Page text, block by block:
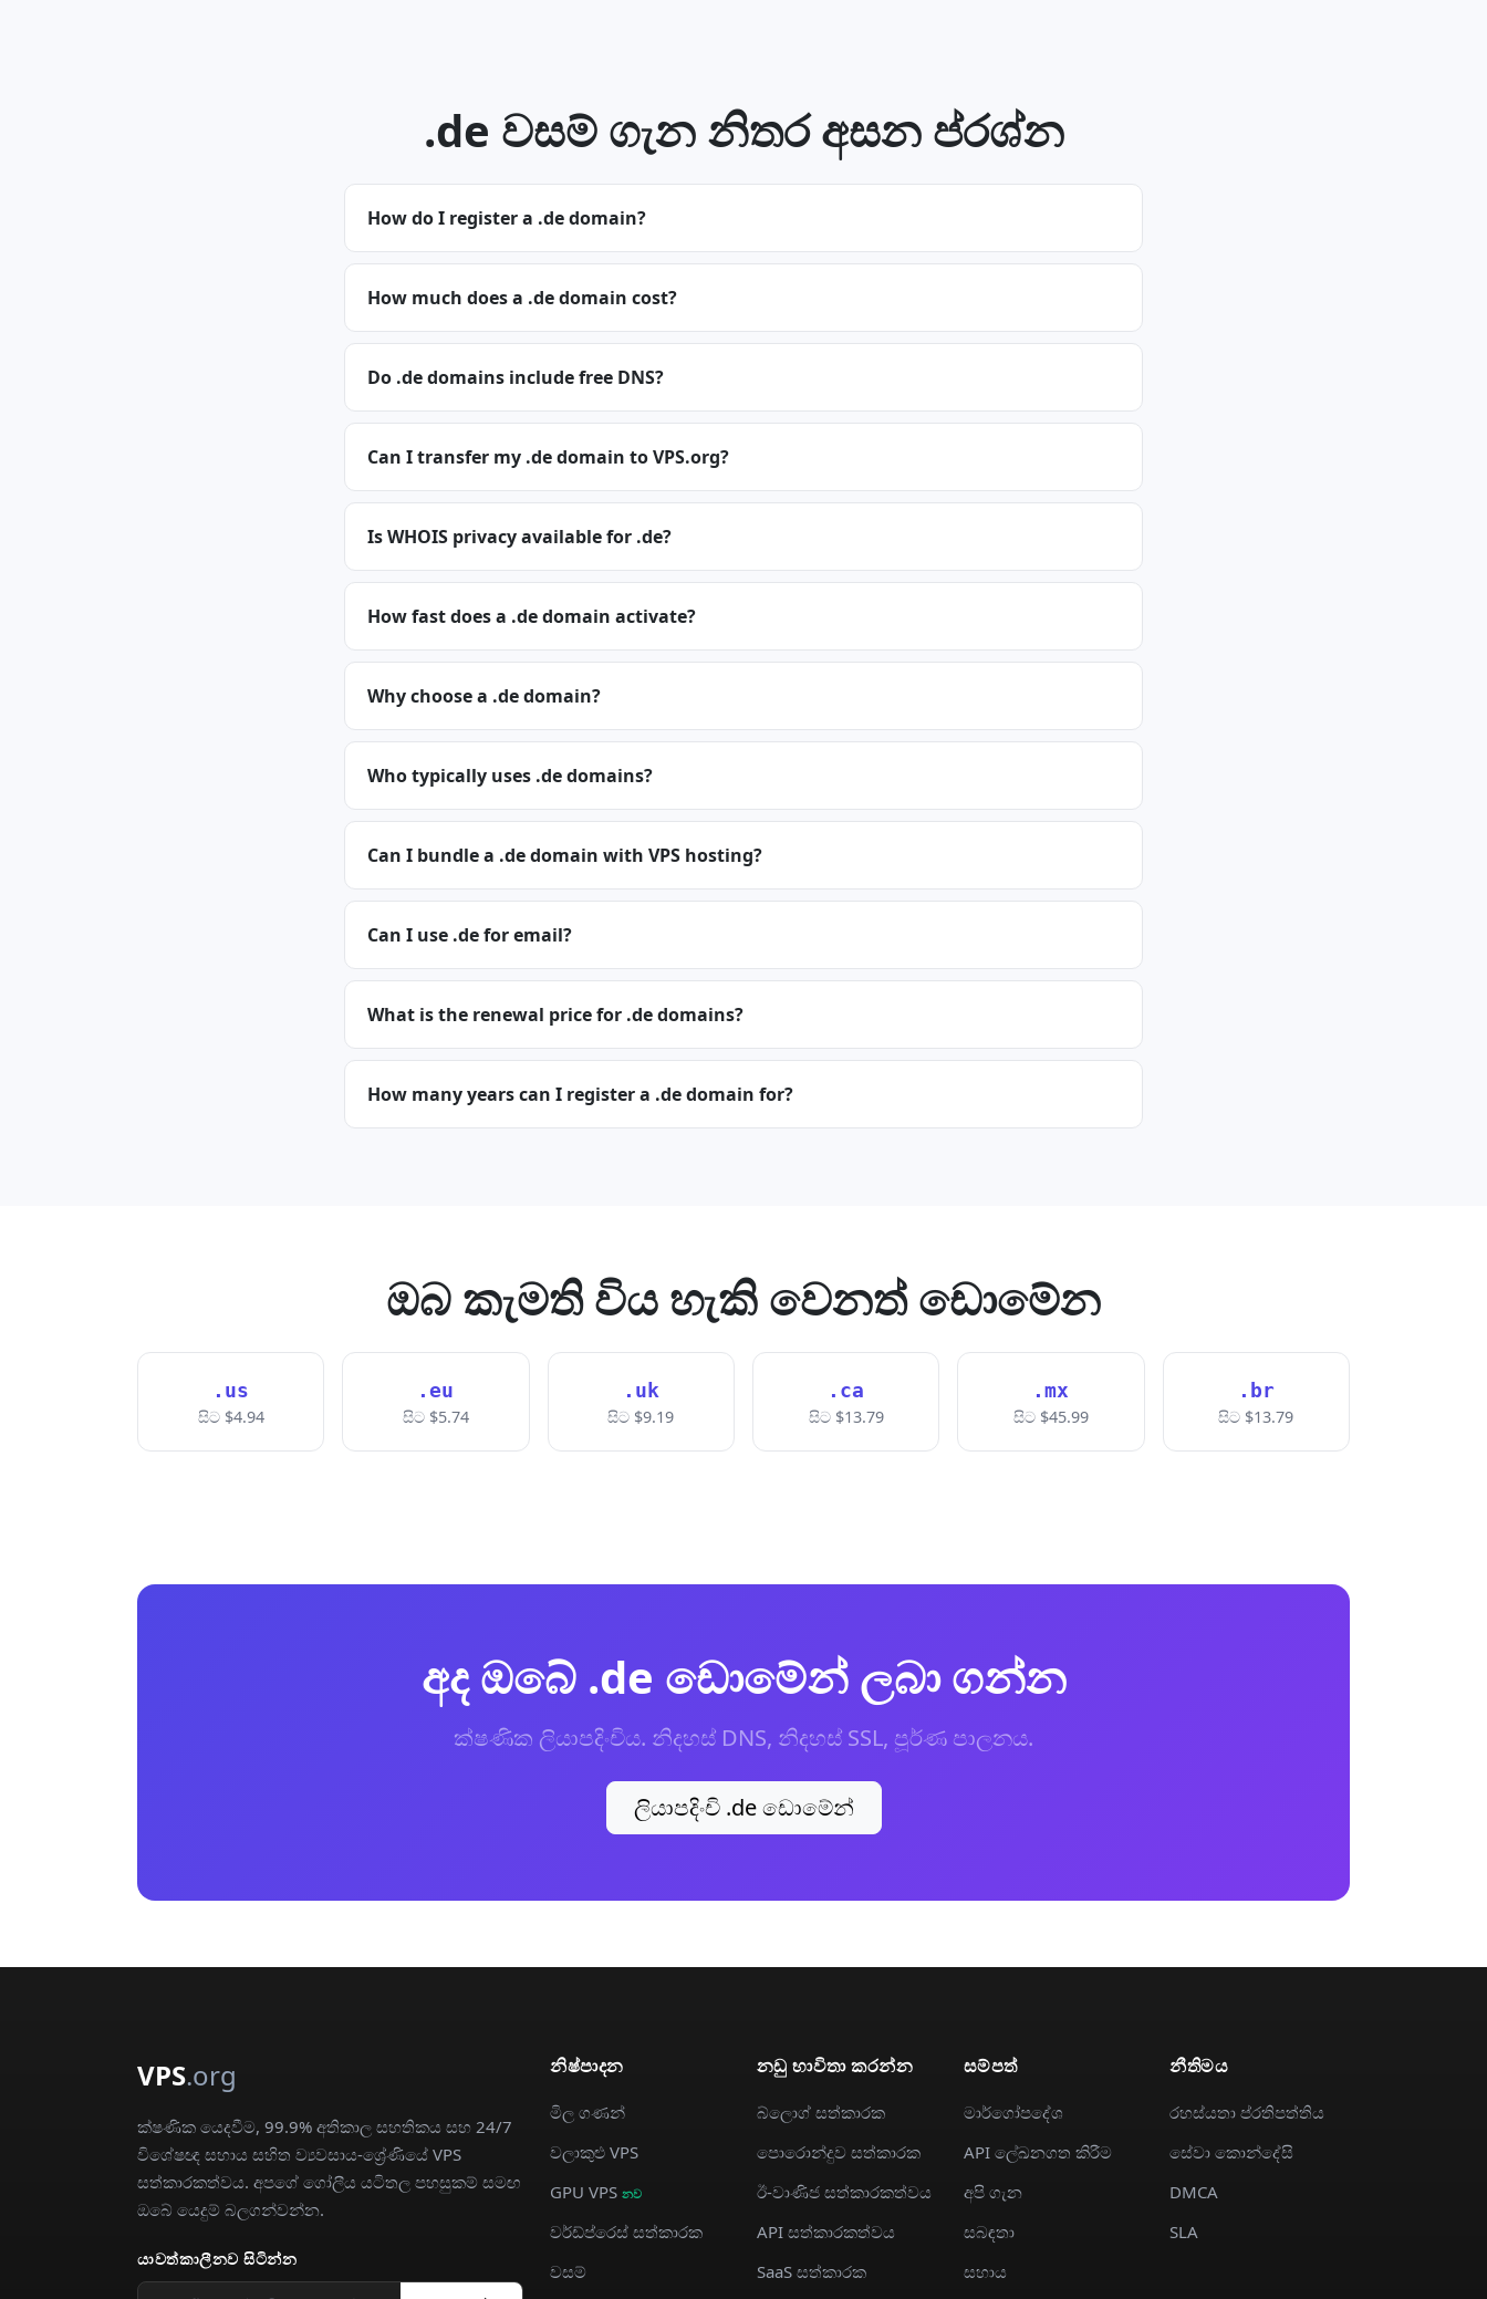
.de වසම් ගැන නිතර අසන ප්රශ්න
How do I register a .de domain?
How much does a .de domain cost?
Do .de domains include free DNS?
Can I transfer my .de domain to VPS.org?
Is WHOIS privacy available for .de?
How fast does a .de domain activate?
Why choose a .de domain?
Who typically uses .de domains?
Can I bundle a .de domain with VPS hosting?
Can I use .de for email?
What is the renewal price for .de domains?
How many years can I register a .de domain for?
ඔබ කැමති විය හැකි වෙනත් ඩොමේන
.us
සිට $4.94
.eu
සිට $5.74
.uk
සිට $9.19
.ca
සිට $13.79
.mx
සිට $45.99
.br
සිට $13.79
අද ඔබේ .de ඩොමේන් ලබා ගන්න
ක්ෂණික ලියාපදිංචිය. නිදහස් DNS, නිදහස් SSL, පූර්ණ පාලනය.
ලියාපදිංචි .de ඩොමේන්
VPS.org
ක්ෂණික යෙදවීම, 99.9% අතිකාල සහතිකය සහ 24/7
විශේෂඥ සහාය සහිත ව්‍යවසාය-ශ්‍රේණියේ VPS
සත්කාරකත්වය. අපගේ ගෝලීය යටිතල පහසුකම් සමඟ
ඔබේ යෙදුම් බලගන්වන්න.
යාවත්කාලීනව සිටින්න
නිෂ්පාදන
මිල ගණන්
වලාකුළු VPS
GPU VPSනව
වර්ඩ්ප්රෙස් සත්කාරක
වසම්
නඩු භාවිතා කරන්න
බ්ලොග් සත්කාරක
පොරොන්දුව සත්කාරක
ඊ-වාණිජ සත්කාරකත්වය
API සත්කාරකත්වය
SaaS සත්කාරක
සම්පත්
මාර්ගෝපදේශ
API ලේඛනගත කිරීම
අපි ගැන
සබඳතා
සහාය
නීතිමය
රහස්යතා ප්රතිපත්තිය
සේවා කොන්දේසි
DMCA
SLA